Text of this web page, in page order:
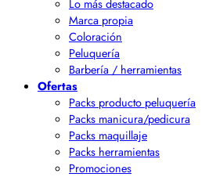
Lo más destacado
Marca propia
Coloración
Peluquería
Barbería / herramientas
Ofertas
Packs producto peluquería
Packs manicura/pedicura
Packs maquillaje
Packs herramientas
Promociones